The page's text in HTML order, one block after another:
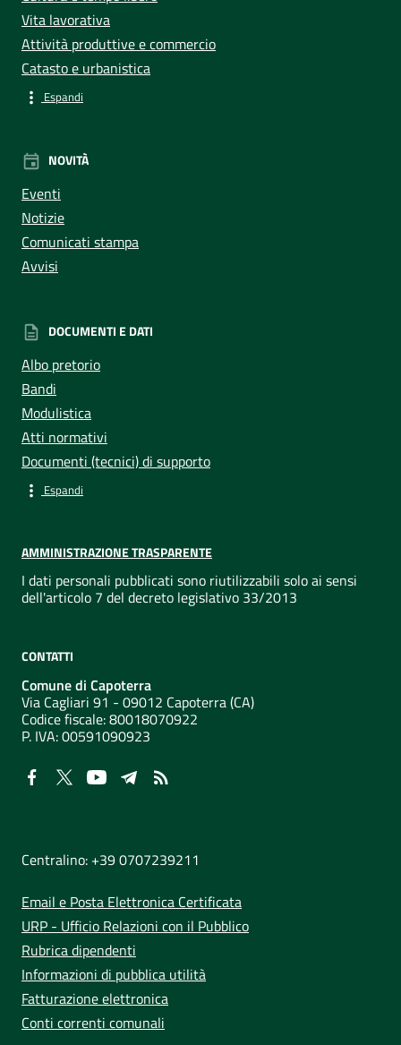
Vita lavorativa
Attività produttive e commercio
Catasto e urbanistica
Espandi
NOVITÀ
Eventi
Notizie
Comunicati stampa
Avvisi
DOCUMENTI E DATI
Albo pretorio
Bandi
Modulistica
Atti normativi
Documenti (tecnici) di supporto
Espandi
AMMINISTRAZIONE TRASPARENTE
I dati personali pubblicati sono riutilizzabili solo ai sensi
dell'articolo 7 del decreto legislativo 33/2013
CONTATTI
Comune di Capoterra
Via Cagliari 91 - 09012 Capoterra (CA)
Codice fiscale: 80018070922
P. IVA:00591090923
Centralino: +39 0707239211
Email e Posta Elettronica Certificata
URP - Ufficio Relazioni con il Pubblico
Rubrica dipendenti
Informazioni di pubblica utilità
Fatturazione elettronica
Conti correnti comunali